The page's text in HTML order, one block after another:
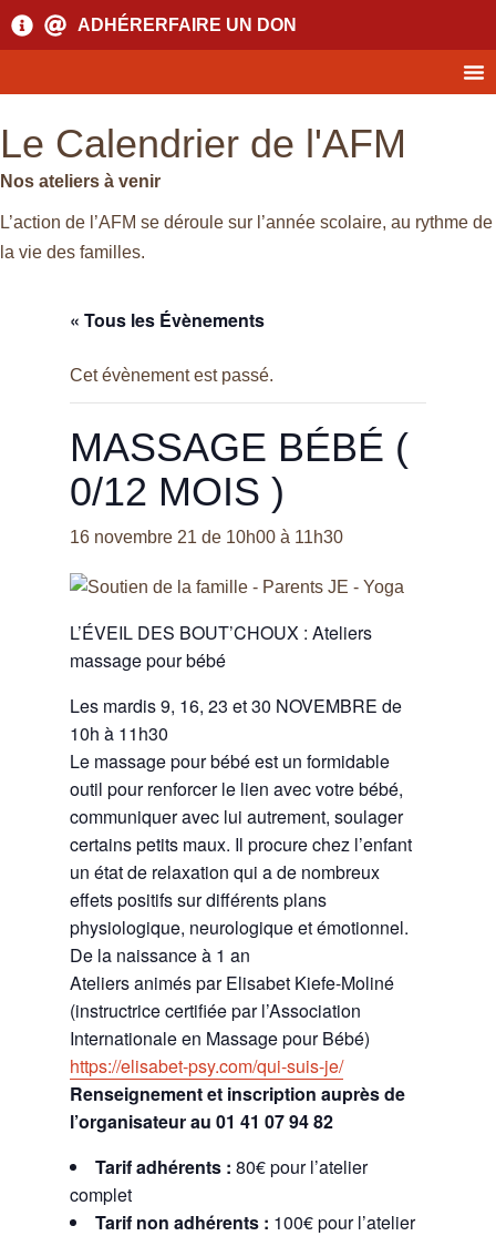
ADHÉRER FAIRE UN DON
Le Calendrier de l'AFM
Nos ateliers à venir
L’action de l’AFM se déroule sur l’année scolaire, au rythme de
la vie des familles.
« Tous les Évènements
Cet évènement est passé.
MASSAGE BÉBÉ (
0/12 MOIS )
16 novembre 21 de 10h00à 11h30
L’ÉVEIL DES BOUT’CHOUX : Ateliers
massage pour bébé
Les mardis 9, 16, 23 et 30 NOVEMBRE de
10h à 11h30
Le massage pour bébé est un formidable
outil pour renforcer le lien avec votre bébé,
communiquer avec lui autrement, soulager
certains petits maux. Il procure chez l’enfant
un état de relaxation qui a de nombreux
effets positifs sur différents plans
physiologique, neurologique et émotionnel.
De la naissance à 1 an
Ateliers animés par Elisabet Kiefe-Moliné
(instructrice certifiée par l’Association
Internationale en Massage pour Bébé)
https://elisabet-psy.com/qui-suis-je/
Renseignement et inscription auprès de
l’organisateur au 01 41 07 94 82
Tarif adhérents : 80€ pour l’atelier
complet
Tarif non adhérents : 100€ pour l’atelier